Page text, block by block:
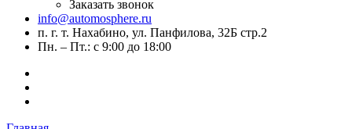
Заказать звонок
info@automosphere.ru
п. г. т. Нахабино, ул. Панфилова, 32Б стр.2
Пн. – Пт.: с 9:00 до 18:00